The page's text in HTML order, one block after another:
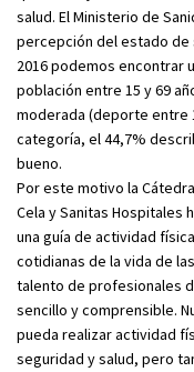
salud. El Ministerio de
percepción del estado de
2016 podemos encontrar
población entre 15 y 69
moderada (deporte entre
categoría, el 44,7%
bueno.
Por este motivo la
Cela y Sanitas Hospitales
una guía de actividad
cotidianas de la vida de
talento de profesionales
sencillo y comprensible.
pueda realizar actividad
seguridad y salud, pero